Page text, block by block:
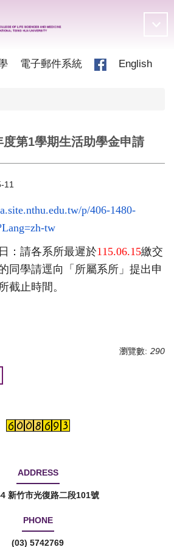
電子郵件系統 English
度第1學期生活助學金申請
11
tw/p/406-1480-
tw
：請各系所最遲於115.06.15繳交
同學請逕向「所屬系所」提出申
截止時間。
瀏覽數: 290
ADDRESS
新竹市光復路二段101號
PHONE
(03) 5742769